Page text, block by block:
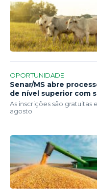
OPORTUNIDADE
Senar/MS abre
de nível superior com
As inscrições são gratuitas
agosto